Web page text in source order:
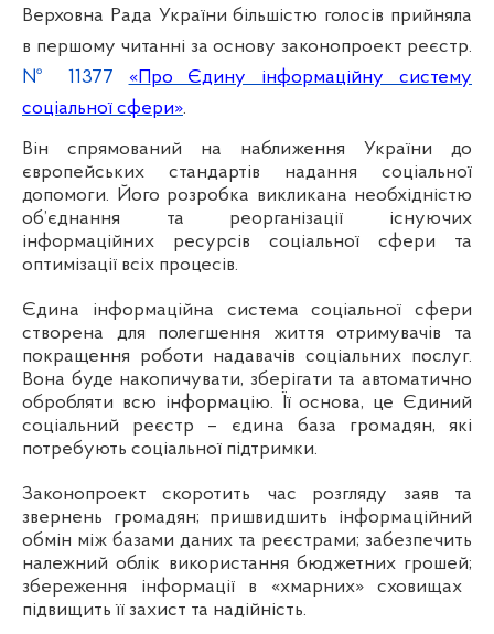
Верховна Рада України більшістю голосів прийняла
в першому читанні за основу законопроект реєстр.
№
11377 «Про Єдину інформаційну систему
соціальної сфери».
Він спрямований на наближення України до
європейських стандартів надання соціальної
допомоги. Його розробка викликана необхідністю
об’єднання та реорганізації існуючих
інформаційних ресурсів соціальної сфери та
оптимізації всіх процесів.
Єдина інформаційна система соціальної сфери
створена для полегшення життя отримувачів та
покращення роботи надавачів соціальних послуг.
Вона буде накопичувати, зберігати та автоматично
обробляти всю інформацію.
Її основа, це Єдиний
соціальний реєстр – єдина база громадян, які
потребують соціальної підтримки.
Законопроект скоротить час розгляду заяв та
звернень громадян; пришвидшить інформаційний
обмін між базами даних та реєстрами; забезпечить
належний облік використання бюджетних грошей;
збереження інформації в «хмарних» сховищах
підвищить її захист та надійність.